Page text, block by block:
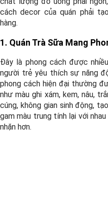
cách decor của quán phải
hàng.
1. Quán Trà Sữa Mang
Đây là phong cách được
người trẻ yêu thích sự năng
phong cách hiện đại thường
như màu ghi xám, kem, nâu,
cúng, không gian sinh động,
gam màu trung tính lại với
nhặn hơn.